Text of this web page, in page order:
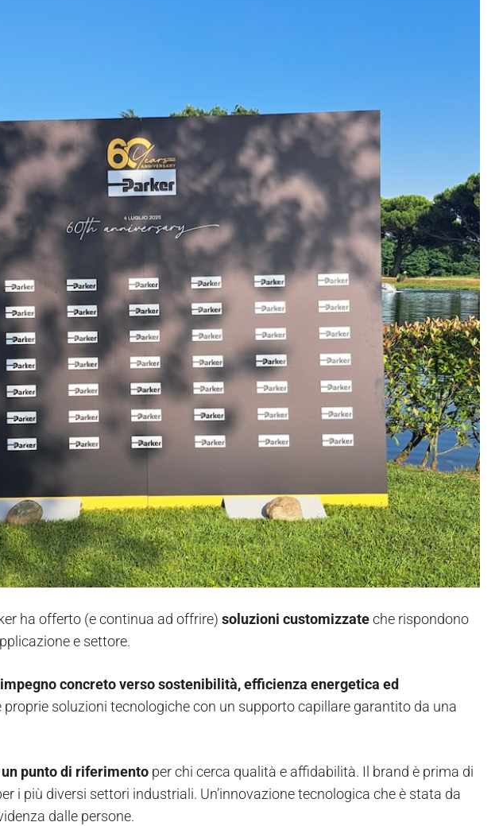
ha offerto (e continua ad offrire) soluzioni customizzateche rispondono
e settore.
concreto verso sostenibilità, efficienza energetica ed
soluzioni tecnologiche con un supporto capillare garantito da una
un punto di riferimento per chi cerca qualità e affidabilità. Il brand è prima di
i più diversi settori industriali. Un’innovazione tecnologica che è stata da
dalle persone.